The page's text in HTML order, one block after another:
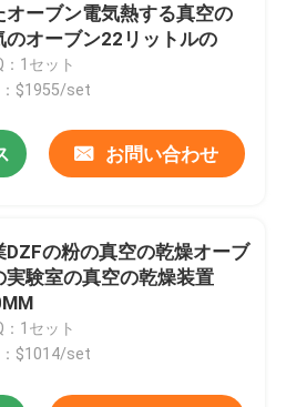
オーブン電気熱する真空の
のオーブン22リットルの
：1セット
$1955/set
お問い合わせ
DZFの粉の真空の乾燥オーブ
実験室の真空の乾燥装置
：1セット
$1014/set